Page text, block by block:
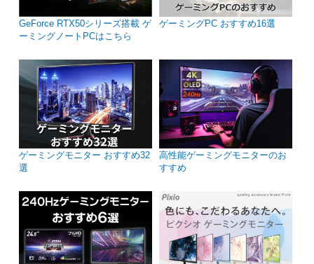
GeForce RTX50シリーズ搭載 ゲ
ーミングノートPCはこちら
ゲーミングPC おすすめ16選
ゲーミングモニター おすすめ32
選
高性能ゲーミングモニターのお
すすめ